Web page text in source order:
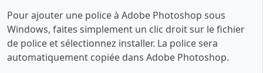
Pour ajouter une police à Adobe Photoshop sous
Windows, faites simplement un clic droit sur le fichier
de police et sélectionnez installer. La police sera
automatiquement copiée dans Adobe Photoshop.